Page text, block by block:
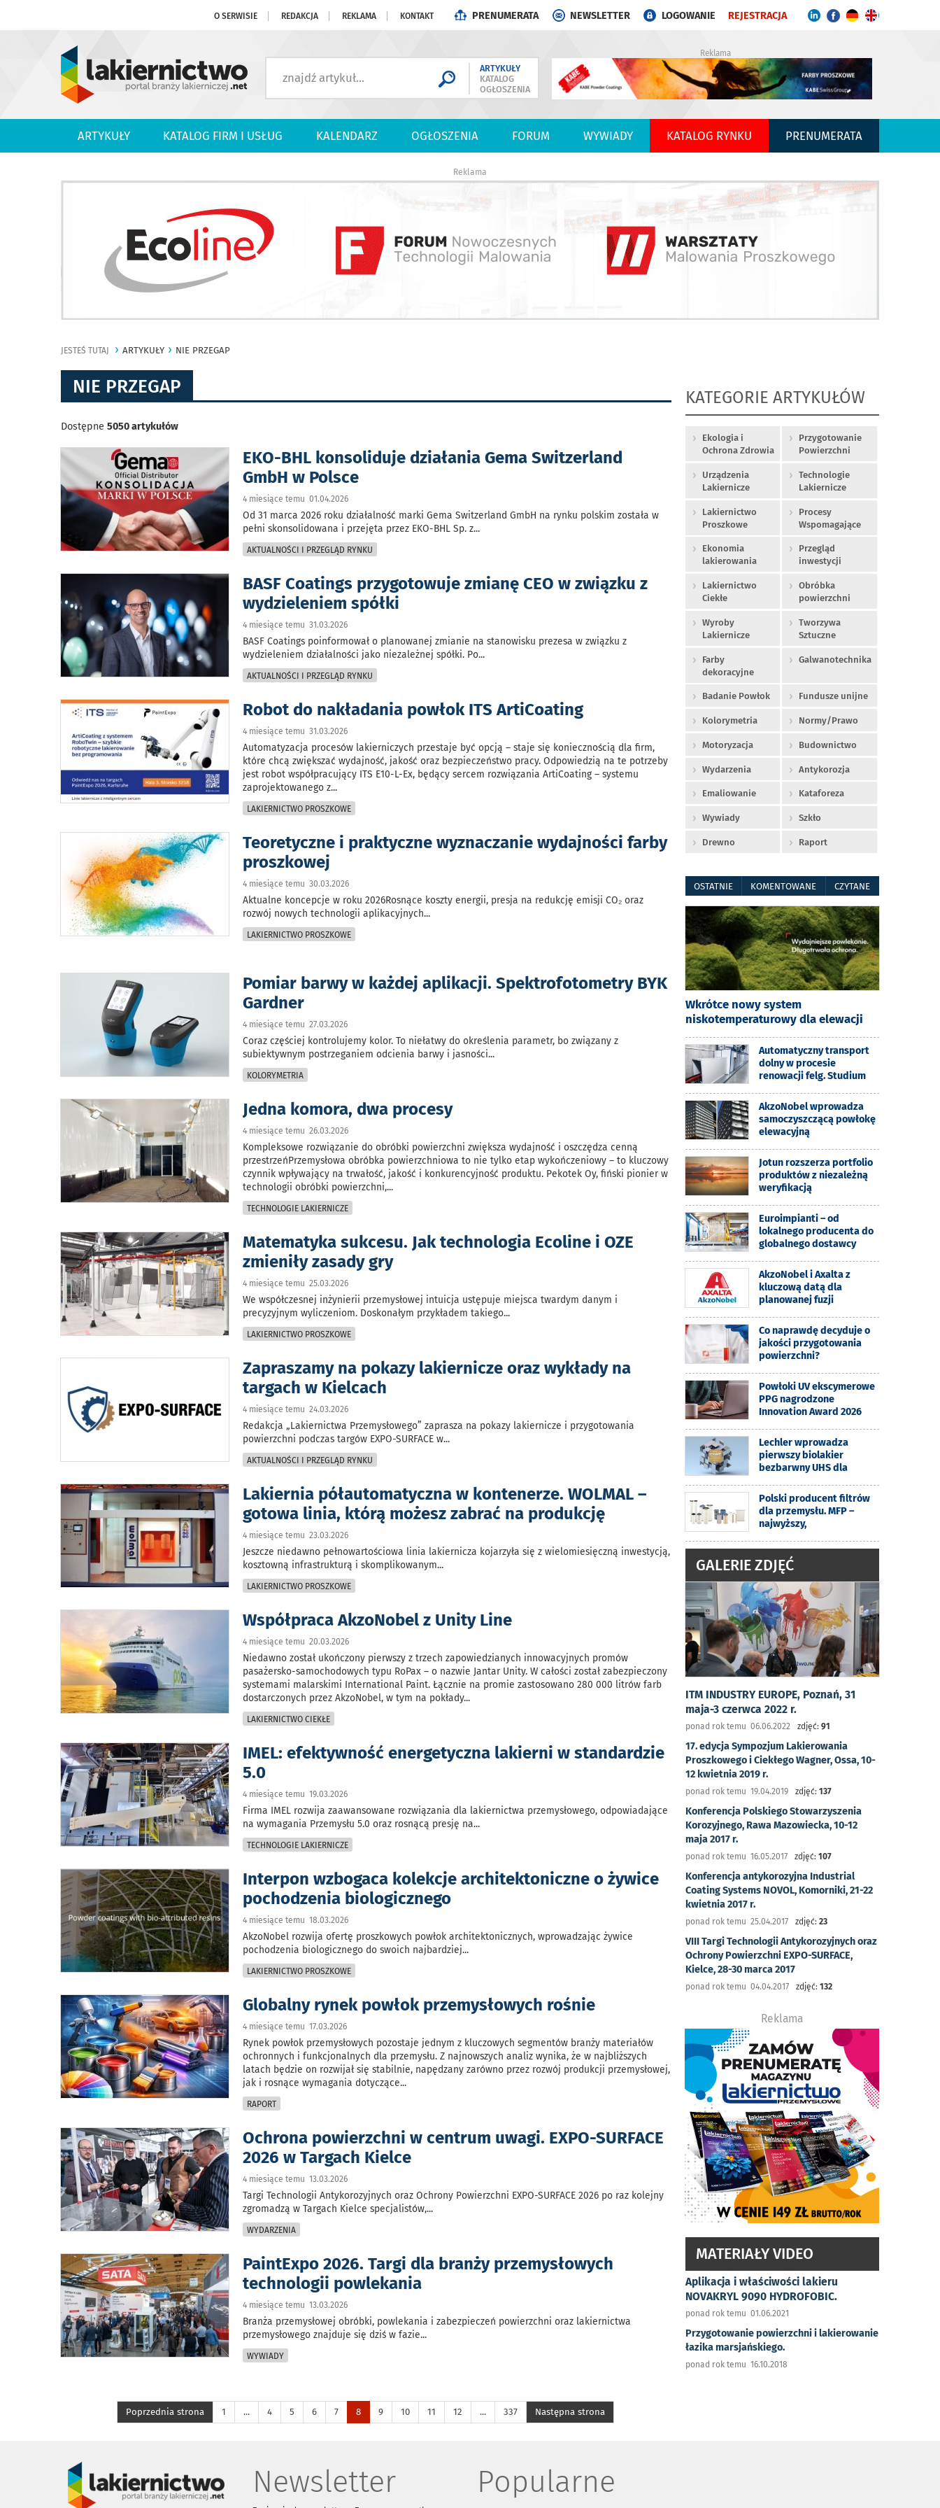
O SERWISIE REDAKCJA REKLAMA KONTAKT PRENUMERATA NEWSLETTER LOGOWANIE REJESTRACJA
ARTYKUŁY
KATALOG
OGŁOSZENIA
Reklama
ARTYKUŁY KATALOG FIRM I USŁUG KALENDARZ OGŁOSZENIA FORUM WYWIADY KATALOG RYNKU PRENUMERATA
Reklama
JESTEŚ TUTAJ ARTYKUŁY NIE PRZEGAP
NIE PRZEGAP
Dostępne 5050 artykułów
EKO-BHL konsoliduje działania Gema Switzerland
GmbH w Polsce
4 miesiące temu 01.04.2026
Od 31 marca 2026 roku działalność marki Gema Switzerland GmbH na rynku polskim została w
pełni skonsolidowana i przejęta przez EKO-BHL Sp. z...
AKTUALNOŚCI I PRZEGLĄD RYNKU
BASF Coatings przygotowuje zmianę CEO w związku z
wydzieleniem spółki
4 miesiące temu 31.03.2026
BASF Coatings poinformował o planowanej zmianie na stanowisku prezesa w związku z
wydzieleniem działalności jako niezależnej spółki. Po...
AKTUALNOŚCI I PRZEGLĄD RYNKU
Robot do nakładania powłok ITS ArtiCoating
4 miesiące temu 31.03.2026
Automatyzacja procesów lakierniczych przestaje być opcją – staje się koniecznością dla firm,
które chcą zwiększać wydajność, jakość oraz bezpieczeństwo pracy. Odpowiedzią na te potrzeby
jest robot współpracujący ITS E10-L-Ex, będący sercem rozwiązania ArtiCoating – systemu
zaprojektowanego z...
LAKIERNICTWO PROSZKOWE
Teoretyczne i praktyczne wyznaczanie wydajności farby
proszkowej
4 miesiące temu 30.03.2026
Aktualne koncepcje w roku 2026Rosnące koszty energii, presja na redukcję emisji CO₂ oraz
rozwój nowych technologii aplikacyjnych...
LAKIERNICTWO PROSZKOWE
Pomiar barwy w każdej aplikacji. Spektrofotometry BYK
Gardner
4 miesiące temu 27.03.2026
Coraz częściej kontrolujemy kolor. To niełatwy do określenia parametr, bo związany z
subiektywnym postrzeganiem odcienia barwy i jasności...
KOLORYMETRIA
Jedna komora, dwa procesy
4 miesiące temu 26.03.2026
Kompleksowe rozwiązanie do obróbki powierzchni zwiększa wydajność i oszczędza cenną
przestrzeńPrzemysłowa obróbka powierzchniowa to nie tylko etap wykończeniowy – to kluczowy
czynnik wpływający na trwałość, jakość i konkurencyjność produktu. Pekotek Oy, fiński pionier w
technologii obróbki powierzchni,...
TECHNOLOGIE LAKIERNICZE
Matematyka sukcesu. Jak technologia Ecoline i OZE
zmieniły zasady gry
4 miesiące temu 25.03.2026
We współczesnej inżynierii przemysłowej intuicja ustępuje miejsca twardym danym i
precyzyjnym wyliczeniom. Doskonałym przykładem takiego...
LAKIERNICTWO PROSZKOWE
Zapraszamy na pokazy lakiernicze oraz wykłady na
targach w Kielcach
4 miesiące temu 24.03.2026
Redakcja „Lakiernictwa Przemysłowego” zaprasza na pokazy lakiernicze i przygotowania
powierzchni podczas targów EXPO-SURFACE w...
AKTUALNOŚCI I PRZEGLĄD RYNKU
Lakiernia półautomatyczna w kontenerze. WOLMAL –
gotowa linia, którą możesz zabrać na produkcję
4 miesiące temu 23.03.2026
Jeszcze niedawno pełnowartościowa linia lakiernicza kojarzyła się z wielomiesięczną inwestycją,
kosztowną infrastrukturą i skomplikowanym...
LAKIERNICTWO PROSZKOWE
Współpraca AkzoNobel z Unity Line
4 miesiące temu 20.03.2026
Niedawno został ukończony pierwszy z trzech zapowiedzianych innowacyjnych promów
pasażersko-samochodowych typu RoPax – o nazwie Jantar Unity. W całości został zabezpieczony
systemami malarskimi International Paint. Łącznie na promie zastosowano 280 000 litrów farb
dostarczonych przez AkzoNobel, w tym na pokłady...
LAKIERNICTWO CIEKŁE
IMEL: efektywność energetyczna lakierni w standardzie
5.0
4 miesiące temu 19.03.2026
Firma IMEL rozwija zaawansowane rozwiązania dla lakiernictwa przemysłowego, odpowiadające
na wymagania Przemysłu 5.0 oraz rosnącą presję na...
TECHNOLOGIE LAKIERNICZE
Interpon wzbogaca kolekcje architektoniczne o żywice
pochodzenia biologicznego
4 miesiące temu 18.03.2026
AkzoNobel rozwija ofertę proszkowych powłok architektonicznych, wprowadzając żywice
pochodzenia biologicznego do swoich najbardziej...
LAKIERNICTWO PROSZKOWE
Globalny rynek powłok przemysłowych rośnie
4 miesiące temu 17.03.2026
Rynek powłok przemysłowych pozostaje jednym z kluczowych segmentów branży materiałów
ochronnych i funkcjonalnych dla przemysłu. Z najnowszych analiz wynika, że w najbliższych
latach będzie on rozwijał się stabilnie, napędzany zarówno przez rozwój produkcji przemysłowej,
jak i rosnące wymagania dotyczące...
RAPORT
Ochrona powierzchni w centrum uwagi. EXPO-SURFACE
2026 w Targach Kielce
4 miesiące temu 13.03.2026
Targi Technologii Antykorozyjnych oraz Ochrony Powierzchni EXPO-SURFACE 2026 po raz kolejny
zgromadzą w Targach Kielce specjalistów,...
WYDARZENIA
PaintExpo 2026. Targi dla branży przemysłowych
technologii powlekania
4 miesiące temu 13.03.2026
Branża przemysłowej obróbki, powlekania i zabezpieczeń powierzchni oraz lakiernictwa
przemysłowego znajduje się dziś w fazie...
WYWIADY
Poprzednia strona 1 ... 4 5 6 7 8 9 10 11 12 ... 337 Następna strona
KATEGORIE ARTYKUŁÓW
Ekologia i
Ochrona Zdrowia
Przygotowanie
Powierzchni
Urządzenia
Lakiernicze
Technologie
Lakiernicze
Lakiernictwo
Proszkowe
Procesy
Wspomagające
Ekonomia
lakierowania
Przegląd
inwestycji
Lakiernictwo
Ciekłe
Obróbka
powierzchni
Wyroby
Lakiernicze
Tworzywa
Sztuczne
Farby
dekoracyjne
Galwanotechnika
Badanie Powłok Fundusze unijne
Kolorymetria Normy/Prawo
Motoryzacja Budownictwo
Wydarzenia Antykorozja
Emaliowanie Kataforeza
Wywiady Szkło
Drewno Raport
OSTATNIE KOMENTOWANE CZYTANE
Wkrótce nowy system
niskotemperaturowy dla elewacji
Automatyczny transport
dolny w procesie
renowacji felg. Studium
AkzoNobel wprowadza
samoczyszczącą powłokę
elewacyjną
Jotun rozszerza portfolio
produktów z niezależną
weryfikacją
Euroimpianti – od
lokalnego producenta do
globalnego dostawcy
AkzoNobel i Axalta z
kluczową datą dla
planowanej fuzji
Co naprawdę decyduje o
jakości przygotowania
powierzchni?
Powłoki UV ekscymerowe
PPG nagrodzone
Innovation Award 2026
Lechler wprowadza
pierwszy biolakier
bezbarwny UHS dla
Polski producent filtrów
dla przemysłu. MFP –
najwyższy,
GALERIE ZDJĘĆ
ITM INDUSTRY EUROPE, Poznań, 31
maja-3 czerwca 2022 r.
ponad rok temu 06.06.2022 zdjęć: 91
17. edycja Sympozjum Lakierowania
Proszkowego i Ciekłego Wagner, Ossa, 10-
12 kwietnia 2019 r.
ponad rok temu 19.04.2019 zdjęć: 137
Konferencja Polskiego Stowarzyszenia
Korozyjnego, Rawa Mazowiecka, 10-12
maja 2017 r.
ponad rok temu 16.05.2017 zdjęć: 107
Konferencja antykorozyjna Industrial
Coating Systems NOVOL, Komorniki, 21-22
kwietnia 2017 r.
ponad rok temu 25.04.2017 zdjęć: 23
VIII Targi Technologii Antykorozyjnych oraz
Ochrony Powierzchni EXPO-SURFACE,
Kielce, 28-30 marca 2017
ponad rok temu 04.04.2017 zdjęć: 132
Reklama
MATERIAŁY VIDEO
Aplikacja i właściwości lakieru
NOVAKRYL 9090 HYDROFOBIC.
ponad rok temu 01.06.2021
Przygotowanie powierzchni i lakierowanie
łazika marsjańskiego.
ponad rok temu 16.10.2018
Newsletter Popularne